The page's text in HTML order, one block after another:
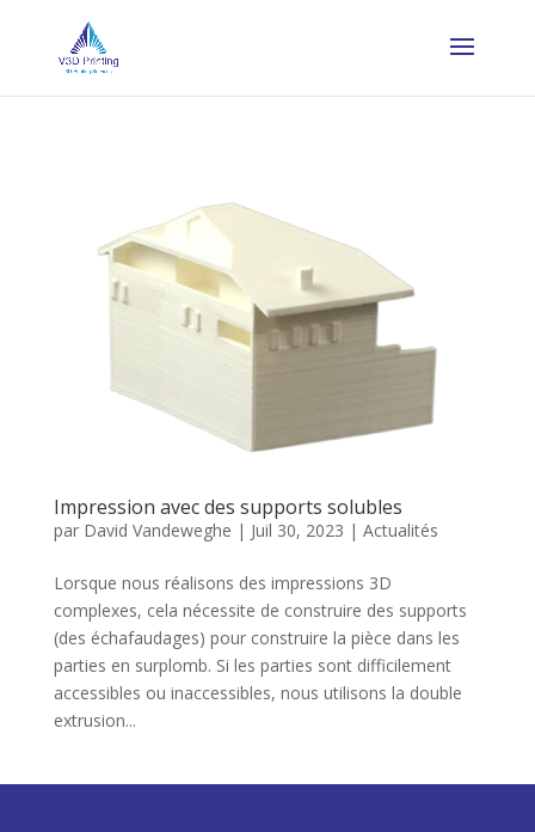
Impression avec des supports solubles
par David Vandeweghe | Juil 30, 2023 | Actualités
Lorsque nous réalisons des impressions 3D
complexes, cela nécessite de construire des supports
(des échafaudages) pour construire la pièce dans les
parties en surplomb. Si les parties sont difficilement
accessibles ou inaccessibles, nous utilisons la double
extrusion...